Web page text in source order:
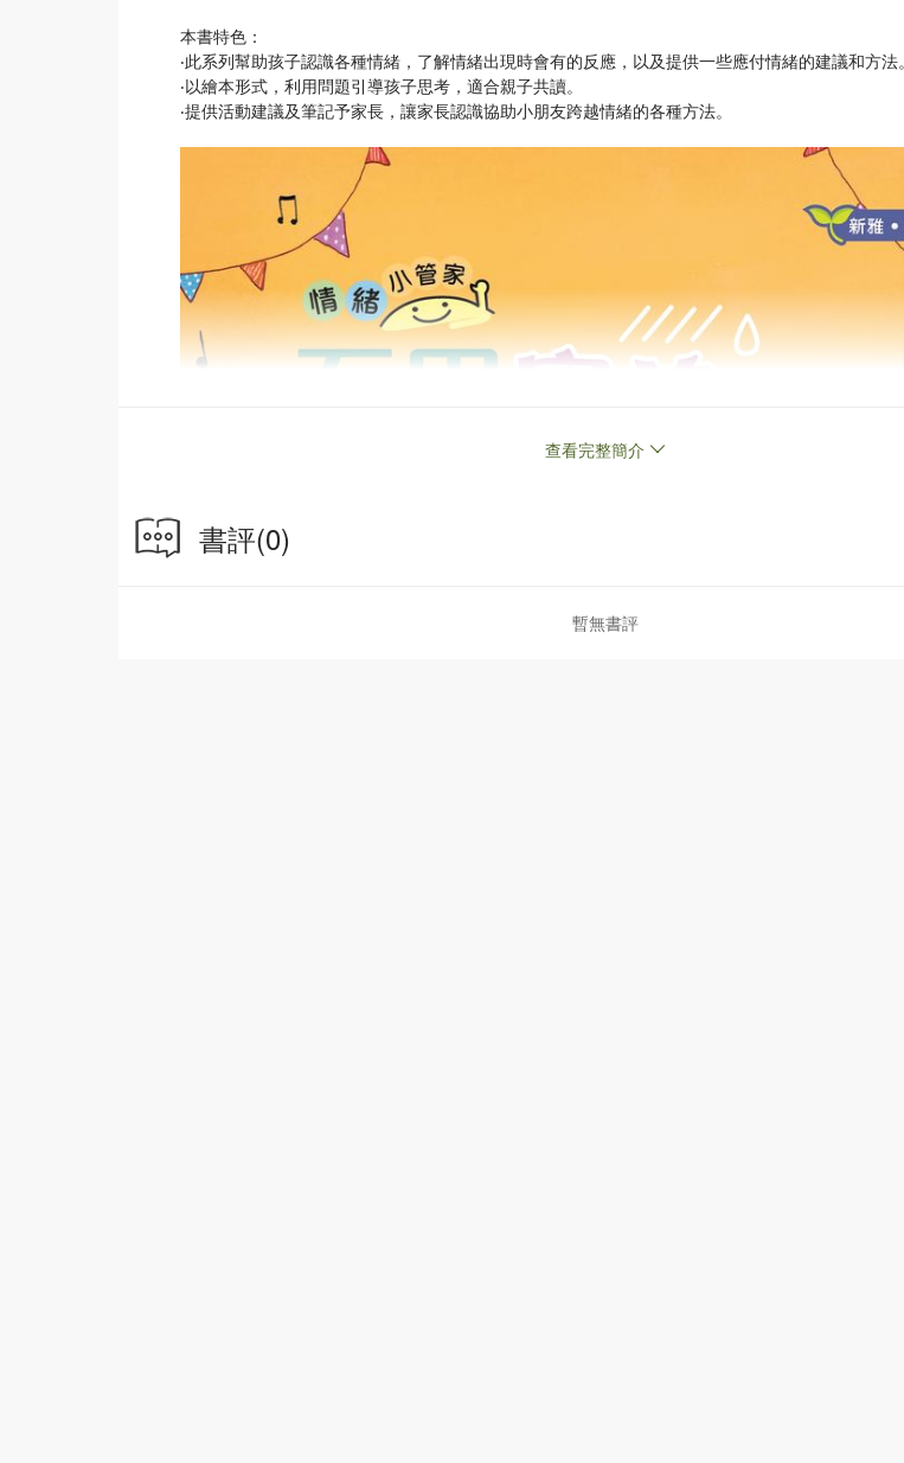
本書特色：
‧此系列幫助孩子認識各種情緒，了解情緒出現時會有的反應，以及提供一些應付情緒的建議和方法。
‧以繪本形式，利用問題引導孩子思考，適合親子共讀。
‧提供活動建議及筆記予家長，讓家長認識協助小朋友跨越情緒的各種方法。
查看完整簡介
書評(0)
暫無書評